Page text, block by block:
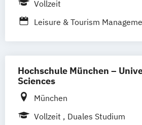
Vollzeit
Leisure & Tourism
Hochschule München –
Sciences
München
Vollzeit
Duales Studium